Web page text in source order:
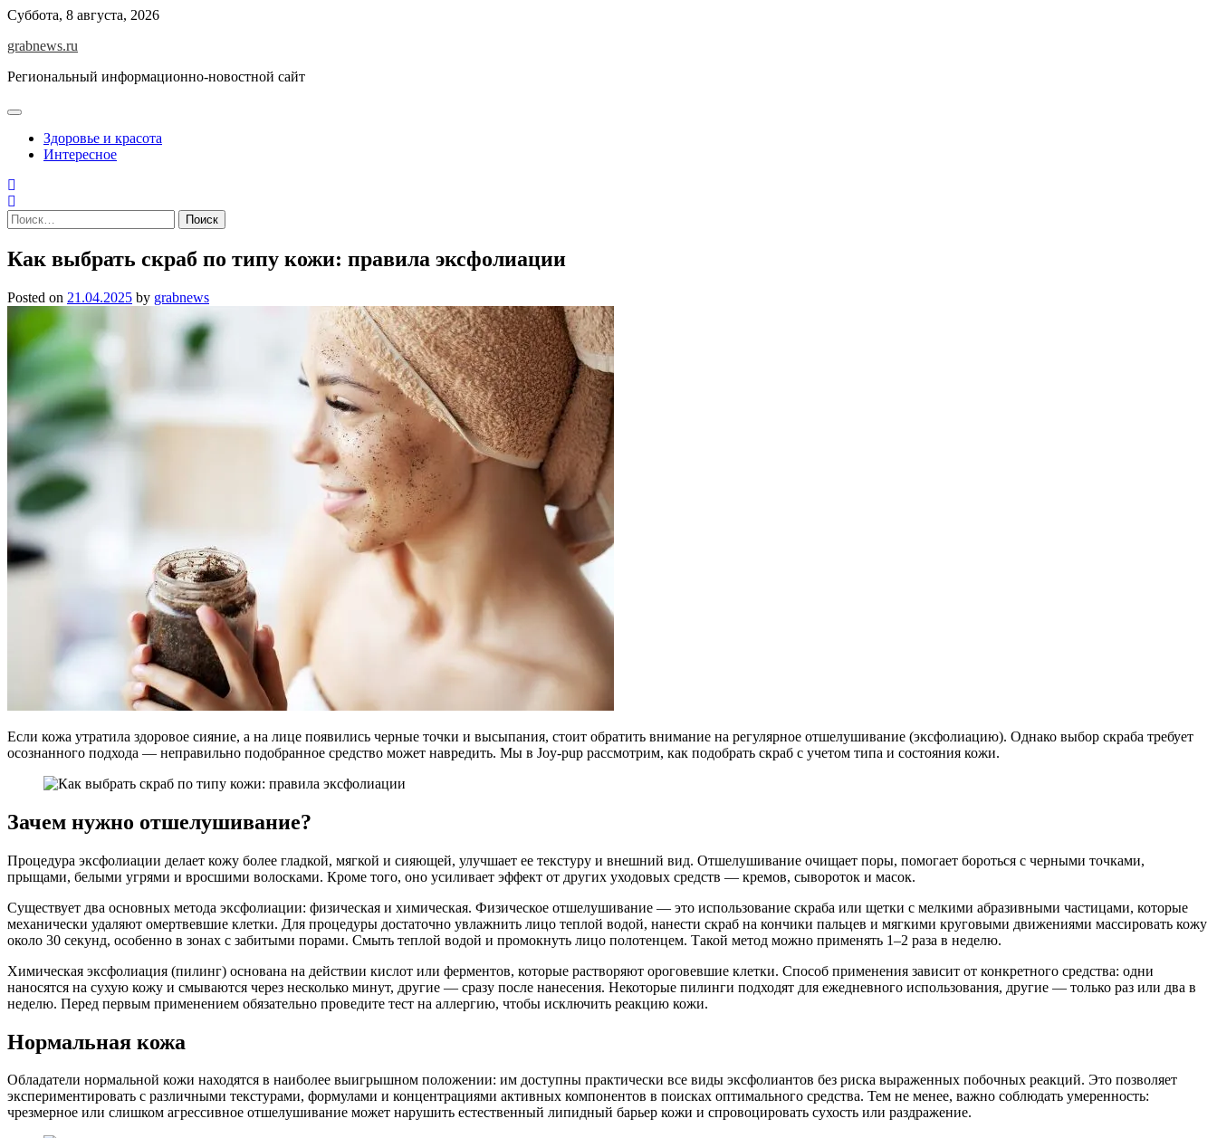
Skip
content
Суббота, 8 августа, 2026
grabnews.ru
Региональный информационно-новостной сайт
Здоровье и красота
Интересное
Найти:
Как выбрать скраб по типу кожи: правила эксфолиации
Posted on 21.04.2025 by grabnews
Если кожа утратила здоровое сияние, а на лице появились черные точки и высыпания, стоит обратить внимание на регулярное отшелушивание (эксфолиацию). Однако выбор скраба требует
осознанного подхода — неправильно подобранное средство может навредить. Мы в Joy-pup рассмотрим, как подобрать скраб с учетом типа и состояния кожи.
Зачем нужно отшелушивание?
Процедура эксфолиации делает кожу более гладкой, мягкой и сияющей, улучшает ее текстуру и внешний вид. Отшелушивание очищает поры, помогает бороться с черными точками,
прыщами, белыми угрями и вросшими волосками. Кроме того, оно усиливает эффект от других уходовых средств — кремов, сывороток и масок.
Существует два основных метода эксфолиации: физическая и химическая. Физическое отшелушивание — это использование скраба или щетки с мелкими абразивными частицами, которые
механически удаляют омертвевшие клетки. Для процедуры достаточно увлажнить лицо теплой водой, нанести скраб на кончики пальцев и мягкими круговыми движениями массировать кожу
около 30 секунд, особенно в зонах с забитыми порами. Смыть теплой водой и промокнуть лицо полотенцем. Такой метод можно применять 1–2 раза в неделю.
Химическая эксфолиация (пилинг) основана на действии кислот или ферментов, которые растворяют ороговевшие клетки. Способ применения зависит от конкретного средства: одни
наносятся на сухую кожу и смываются через несколько минут, другие — сразу после нанесения. Некоторые пилинги подходят для ежедневного использования, другие — только раз или два в
неделю. Перед первым применением обязательно проведите тест на аллергию, чтобы исключить реакцию кожи.
Нормальная кожа
Обладатели нормальной кожи находятся в наиболее выигрышном положении: им доступны практически все виды эксфолиантов без риска выраженных побочных реакций. Это позволяет
экспериментировать с различными текстурами, формулами и концентрациями активных компонентов в поисках оптимального средства. Тем не менее, важно соблюдать умеренность:
чрезмерное или слишком агрессивное отшелушивание может нарушить естественный липидный барьер кожи и спровоцировать сухость или раздражение.